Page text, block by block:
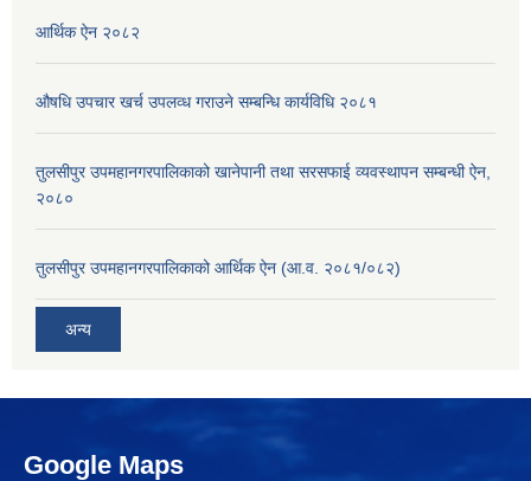
आर्थिक ऐन २०८२
औषधि उपचार खर्च उपलव्ध गराउने सम्बन्धि कार्यविधि २०८१
तुलसीपुर उपमहानगरपालिकाको खानेपानी तथा सरसफाई व्यवस्थापन सम्बन्धी ऐन,
२०८०
तुलसीपुर उपमहानगरपालिकाको आर्थिक ऐन (आ.व. २०८१/०८२)
अन्य
Google Maps